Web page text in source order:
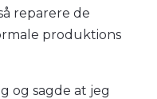
reparere de
produktions
og sagde at jeg